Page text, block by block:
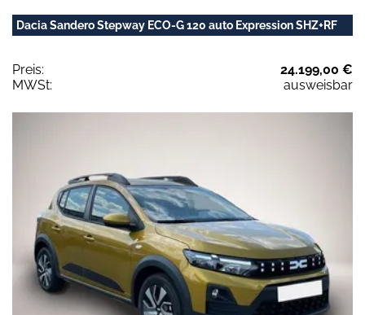
Dacia Sandero Stepway ECO-G 120 auto Expression SHZ+RF
Preis:
24.199,00 €
MWSt:
ausweisbar